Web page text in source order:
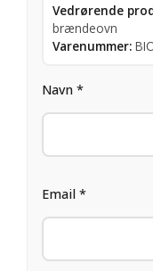
Vedrørende
brændeovn
Varenummer:
Navn *
Email *